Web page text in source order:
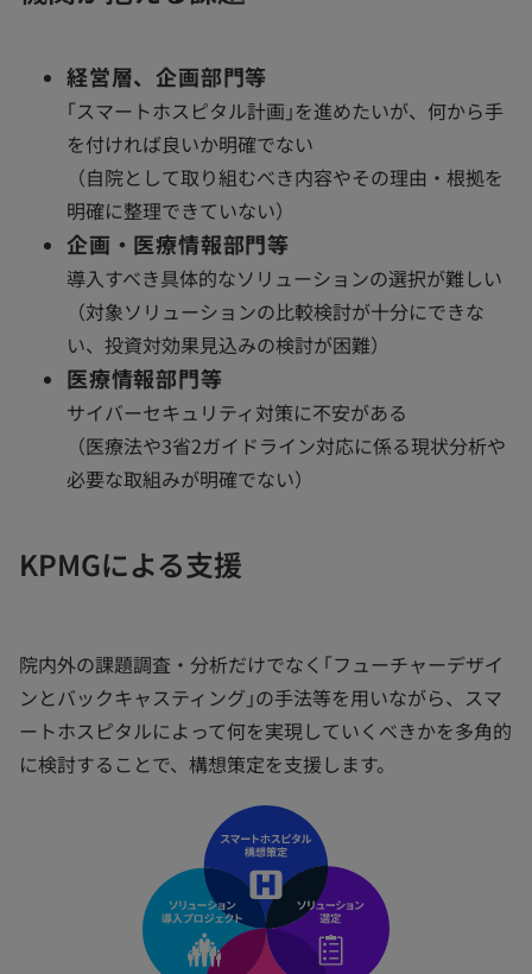
経営層、企画部門等
｢スマートホスピタル計画｣を進めたいが、何から手
を付ければ良いか明確でない
（自院として取り組むべき内容やその理由・根拠を
明確に整理できていない）
企画・医療情報部門等
導入すべき具体的なソリューションの選択が難しい
（対象ソリューションの比較検討が十分にできな
い、投資対効果見込みの検討が困難）
医療情報部門等
サイバーセキュリティ対策に不安がある
（医療法や3省2ガイドライン対応に係る現状分析や
必要な取組みが明確でない）
KPMGによる支援
院内外の課題調査・分析だけでなく｢フューチャーデザイ
ンとバックキャスティング｣の手法等を用いながら、スマ
ートホスピタルによって何を実現していくべきかを多角的
に検討することで、構想策定を支援します。